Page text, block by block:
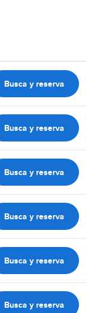
Busca y reserva
Busca y reserva
Busca y reserva
Busca y reserva
Busca y reserva
Busca y reserva